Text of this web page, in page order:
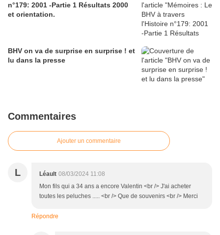
n°179: 2001 -Partie 1 Résultats 2000
et orientation.
BHV on va de surprise en surprise ! et
lu dans la presse
Commentaires
Ajouter un commentaire
L Léault 08/03/2024 11:08
Mon fils qui a 34 ans a encore Valentin <br /> J'ai acheter
toutes les peluches ..... <br /> Que de souvenirs <br /> Merci
Répondre